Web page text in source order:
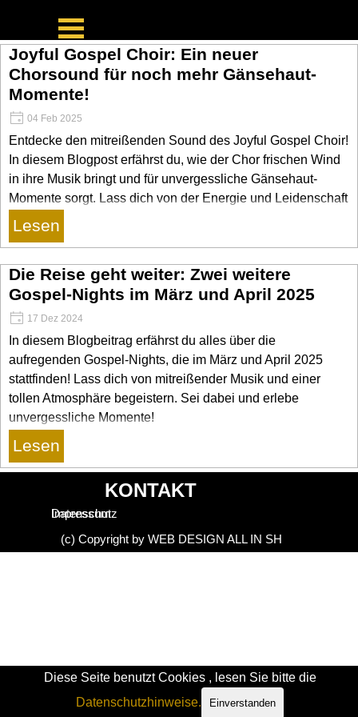
Joyful Gospel Choir: Ein neuer
Chorsound für noch mehr Gänsehaut-
Momente!
04 Feb 2025
Entdecke den mitreißenden Sound des Joyful Gospel Choir!
In diesem Blogpost erfährst du, wie der Chor frischen Wind
in ihre Musik bringt und für unvergessliche Gänsehaut-
Momente sorgt. Lass dich von der Energie und Leidenschaft
der Sängerinnen und Sänger mitreißen!
Lesen
Die Reise geht weiter: Zwei weitere
Gospel-Nights im März und April 2025
17 Dez 2024
In diesem Blogbeitrag erfährst du alles über die
aufregenden Gospel-Nights, die im März und April 2025
stattfinden! Lass dich von mitreißender Musik und einer
tollen Atmosphäre begeistern. Sei dabei und erlebe
unvergessliche Momente!
Lesen
Datenschutz
Impressum
KONTAKT
(c) Copyright by WEB DESIGN ALL IN SH
Diese Seite benutzt Cookies , lesen Sie bitte die
Datenschutzhinweise.
Einverstanden